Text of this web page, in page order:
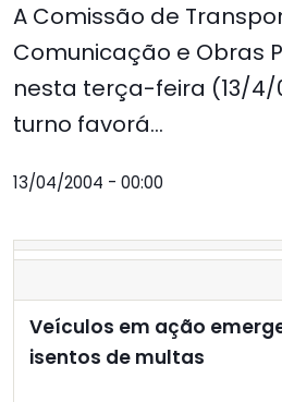
A Comissão de
Comunicação e Obras
nesta terça-feira (13/4/
turno favorá...
13/04/2004 - 00:00
Veículos em ação
isentos de multas